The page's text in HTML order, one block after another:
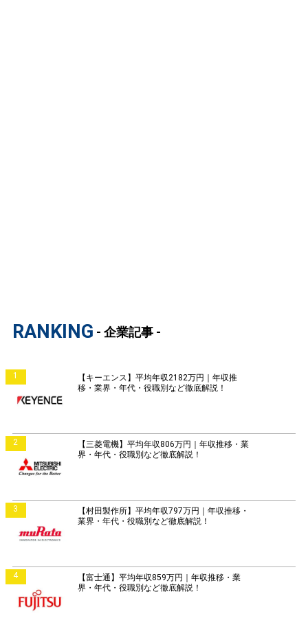
RANKING - 企業記事 -
1
【キーエンス】平均年収2182万円｜年収推
移・業界・年代・役職別など徹底解説！
2
【三菱電機】平均年収806万円｜年収推移・業
界・年代・役職別など徹底解説！
3
【村田製作所】平均年収797万円｜年収推移・
業界・年代・役職別など徹底解説！
4
【富士通】平均年収859万円｜年収推移・業
界・年代・役職別など徹底解説！